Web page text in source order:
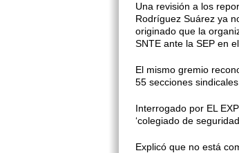
Una revisión a los
Rodríguez Suárez ya
originado que la
SNTE ante la SEP en
El mismo gremio
55 secciones sindicales.
Interrogado por EL
‘colegiado de
Explicó que no está